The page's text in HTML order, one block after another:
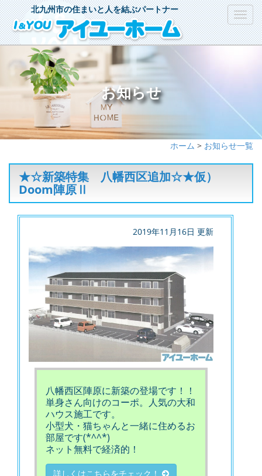
北九州市の住まいと人を結ぶパートナー
お知らせ
ホーム > お知らせ一覧
★☆新築特集 八幡西区追加☆★仮）
Doom陣原Ⅱ
2019年11月16日 更新
八幡西区陣原に新築の登場です！！
単身さん向けのコーポ。人気の大和
ハウス施工です。
小型犬・猫ちゃんと一緒に住めるお
部屋です(*^^*)
ネット無料で経済的！
詳しくはこちらをチェック！